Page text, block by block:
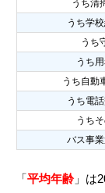
うち清
うち学
うち
うち
うち自動
うち電
うち
バス事
「平均年齢」は